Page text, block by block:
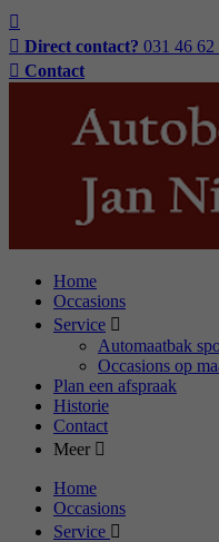
Direct contact? 031 46 62
Contact
Home
Occasions
Service
Automaatbak
Occasions op
Plan een afspraak
Historie
Contact
Meer
Home
Occasions
Service